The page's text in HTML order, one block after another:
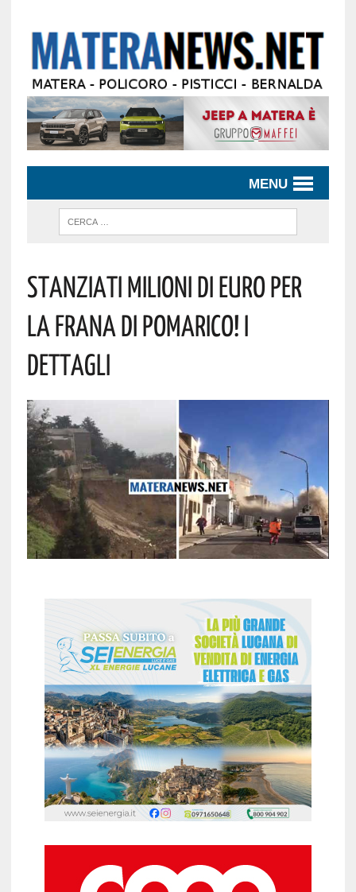
MENU
Stanziati Milioni Di Euro Per
La Frana Di Pomarico! I
Dettagli